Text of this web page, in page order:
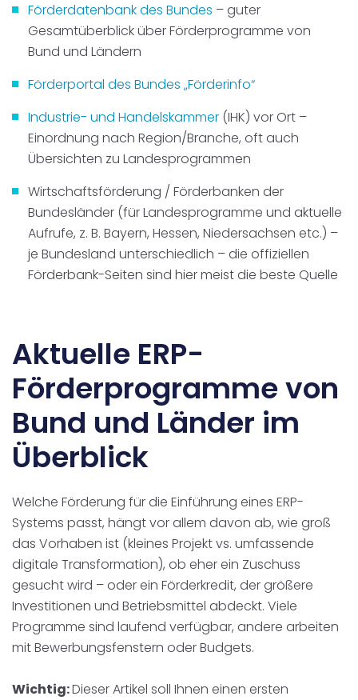
Förderdatenbank des Bundes – guter
Gesamtüberblick über Förderprogramme von
Bund und Ländern
Förderportal des Bundes „Förderinfo“
Industrie- und Handelskammer (IHK) vor Ort –
Einordnung nach Region/Branche, oft auch
Übersichten zu Landesprogrammen
Wirtschaftsförderung / Förderbanken der
Bundesländer (für Landesprogramme und aktuelle
Aufrufe, z. B. Bayern, Hessen, Niedersachsen etc.) –
je Bundesland unterschiedlich – die offiziellen
Förderbank-Seiten sind hier meist die beste Quelle
Aktuelle ERP-
Förderprogramme von
Bund und Länder im
Überblick
Welche Förderung für die Einführung eines ERP-
Systems passt, hängt vor allem davon ab, wie groß
das Vorhaben ist (kleines Projekt vs. umfassende
digitale Transformation), ob eher ein Zuschuss
gesucht wird – oder ein Förderkredit, der größere
Investitionen und Betriebsmittel abdeckt. Viele
Programme sind laufend verfügbar, andere arbeiten
mit Bewerbungsfenstern oder Budgets.
Wichtig:Dieser Artikel soll Ihnen einen ersten